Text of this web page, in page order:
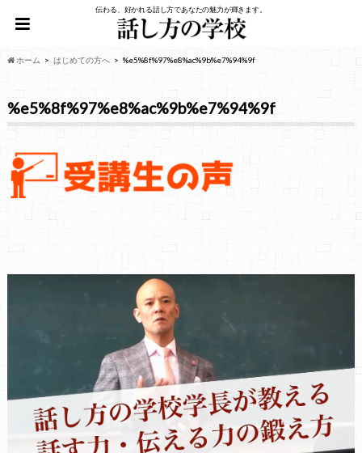
伝わる、好かれる話し方であなたの魅力が輝きます。
ホーム はじめての方へ %e5%8f%97%e8%ac%9b%e7%94%9f
%e5%8f%97%e8%ac%9b%e7%94%9f